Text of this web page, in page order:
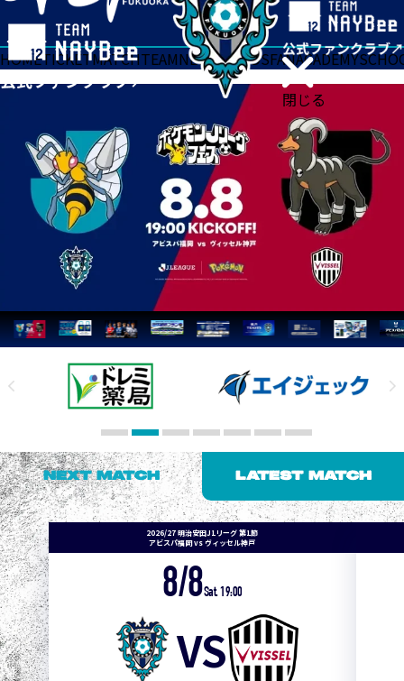
閉じる
HOMETICKETMATCHTEAMNEWSGOODSFANACADEMY
NEXT MATCH LATEST MATCH
2026/27 明治安田J1リーグ 第1節
アビスパ福岡 vs ヴィッセル神戸
8/8Sat. 19:00
VS